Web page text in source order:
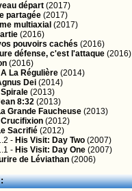
départ (2017)
partagée (2017)
multiaxial (2017)
(2016)
pouvoirs cachés (2016)
défense, c'est l'attaque (2016)
(2016)
A La Régulière (2014)
Dei (2014)
Spirale (2013)
8:32 (2013)
Grande Faucheuse (2013)
Crucifixion (2012)
Sacrifié (2012)
- His Visit: Day Two (2007)
- His Visit: Day One (2007)
de Léviathan (2006)